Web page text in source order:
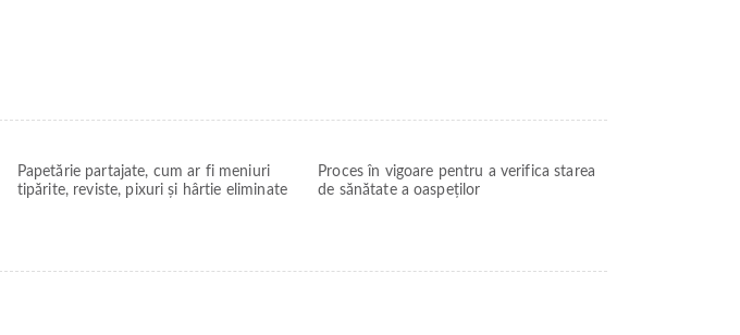
Papetărie partajate, cum ar fi meniuri
tipărite, reviste, pixuri și hârtie eliminate
Proces în vigoare pentru a verifica starea
de sănătate a oaspeților